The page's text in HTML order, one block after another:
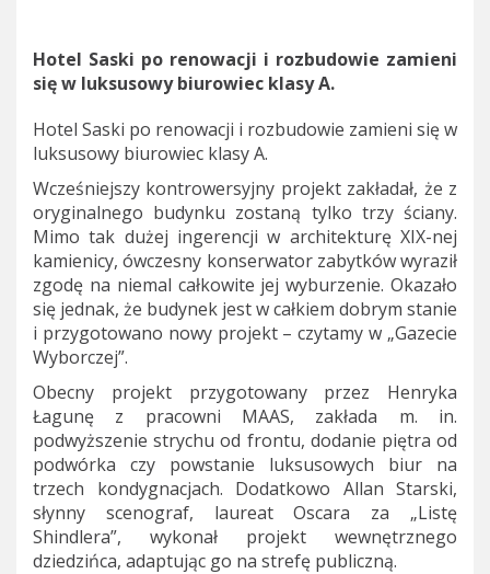
Hotel Saski po renowacji i rozbudowie zamieni
się w luksusowy biurowiec klasy A.
Hotel Saski po renowacji i rozbudowie zamieni się w
luksusowy biurowiec klasy A.
Wcześniejszy kontrowersyjny projekt zakładał, że z
oryginalnego budynku zostaną tylko trzy ściany.
Mimo tak dużej ingerencji w architekturę XIX-nej
kamienicy, ówczesny konserwator zabytków wyraził
zgodę na niemal całkowite jej wyburzenie. Okazało
się jednak, że budynek jest w całkiem dobrym stanie
i przygotowano nowy projekt – czytamy w „Gazecie
Wyborczej”.
Obecny projekt przygotowany przez Henryka
Łagunę z pracowni MAAS, zakłada m. in.
podwyższenie strychu od frontu, dodanie piętra od
podwórka czy powstanie luksusowych biur na
trzech kondygnacjach. Dodatkowo Allan Starski,
słynny scenograf, laureat Oscara za „Listę
Shindlera”, wykonał projekt wewnętrznego
dziedzińca, adaptując go na strefę publiczną.